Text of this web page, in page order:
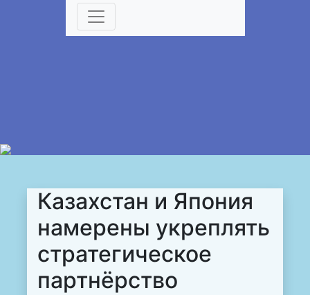
Казахстан и Япония
намерены укреплять
стратегическое
партнёрство